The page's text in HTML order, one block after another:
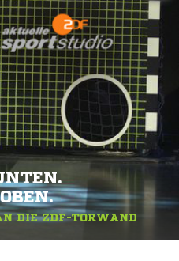
DIE ZDF-TORWAND